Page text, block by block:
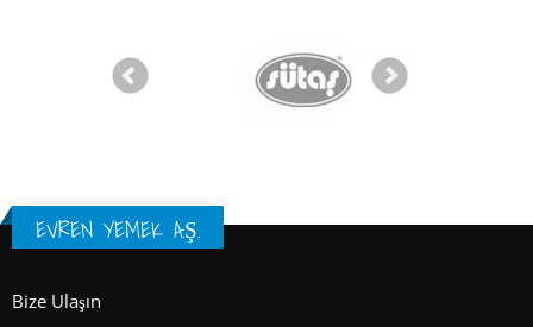
EVREN YEMEK A.Ş.
Bize Ulaşın